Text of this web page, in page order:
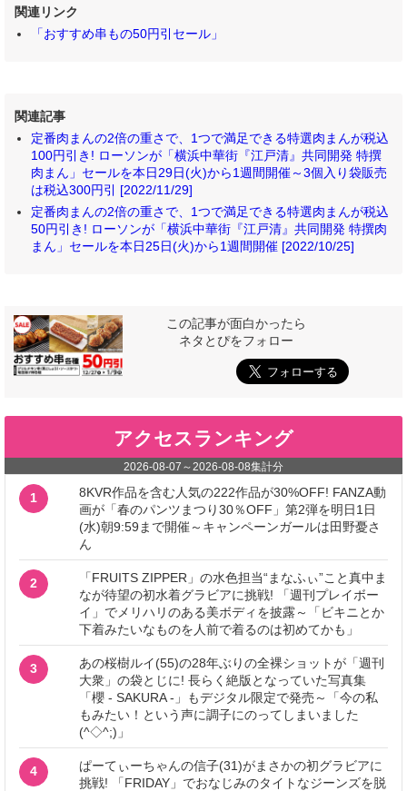
関連リンク
「おすすめ串もの50円引セール」
関連記事
定番肉まんの2倍の重さで、1つで満足できる特選肉まんが税込
100円引き! ローソンが「横浜中華街『江戸清』共同開発 特撰
肉まん」セールを本日29日(火)から1週間開催～3個入り袋販売
は税込300円引 [2022/11/29]
定番肉まんの2倍の重さで、1つで満足できる特選肉まんが税込
50円引き! ローソンが「横浜中華街『江戸清』共同開発 特撰肉
まん」セールを本日25日(火)から1週間開催 [2022/10/25]
この記事が面白かったら
ネタとぴをフォロー
アクセスランキング
2026-08-07 ～ 2026-08-08集計分
1
8KVR作品を含む人気の222作品が30%OFF! FANZA動
画が「春のパンツまつり30％OFF」第2弾を明日1日
(水)朝9:59まで開催～キャンペーンガールは田野憂さ
ん
2
「FRUITS ZIPPER」の水色担当“まなふぃ”こと真中ま
なが待望の初水着グラビアに挑戦! 「週刊プレイボー
イ」でメリハリのある美ボディを披露～「ビキニとか
下着みたいなものを人前で着るのは初めてかも」
3
あの桜樹ルイ(55)の28年ぶりの全裸ショットが「週刊
大衆」の袋とじに! 長らく絶版となっていた写真集
「櫻 - SAKURA -」もデジタル限定で発売～「今の私
もみたい！という声に調子にのってしまいました
(^◇^;)」
4
ぱーてぃーちゃんの信子(31)がまさかの初グラビアに
挑戦! 「FRIDAY」でおなじみのタイトなジーンズを脱